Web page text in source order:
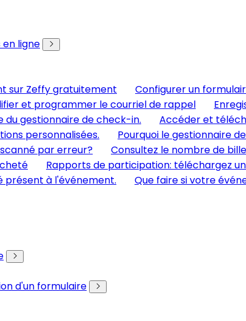
ligne
sur Zeffy gratuitement
Configurer un
et programmer le courriel de rappel
gestionnaire de check-in.
Accéder et
personnalisées.
Pourquoi le gestionnaire
par erreur?
Consultez le nombre de
Rapports de participation: téléchargez
présent à l'événement.
Que faire si votre
d'un formulaire